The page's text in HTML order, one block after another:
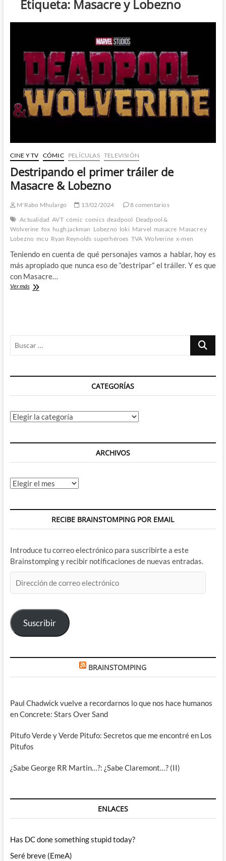
Etiqueta: Masacre y Lobezno
CINE Y TV CÓMIC PELÍCULAS TELEVISIÓN
Destripando el primer tráiler de
Masacre & Lobezno
M'Rabo Mhulargo 13/02/2024
8 comentarios
Actualidad AVT cómic comics deadpool Deadpool &
Wolverine fox hugh jackman Lobezno loki Marvel masacre Masacre y
Lobezno mcu Ryan Reynolds superhéroes TVA Wolverine x-men
Teniendo en cuenta de qué personajes vamos a hablar, hoy es
más apropiado que nunca eso de “destripar” el tráiler. Y es que
con Masacre…
Ver másDestripando
Lobezno
Buscar
CATEGORÍAS
Categorías
ARCHIVOS
Archivos
RECIBE BRAINSTOMPING POR EMAIL
Introduce tu correo electrónico para suscribirte a este
Brainstomping y recibir notificaciones de nuevas entradas.
de
electrónico
Suscribir
BRAINSTOMPING
Paul Chadwick vuelve a recordarnos lo que nos hace humanos
en Concrete: Stars Over Sand
Pitufo Verde y Verde Pitufo: Secretos que me encontré en Los
Pitufos
¿Sabe George RR Martin…?: ¿Sabe Claremont…? (II)
ENLACES
Has DC done something stupid today?
Seré breve (EmeA)